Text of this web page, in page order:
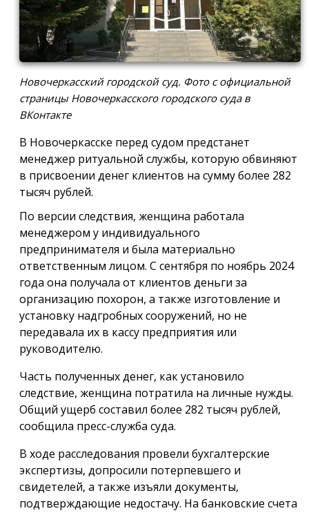
Новочеркасский городской суд. Фото с официальной
страницы Новочеркасского городского суда в
ВКонтакте
В Новочеркасске перед судом предстанет
менеджер ритуальной службы, которую обвиняют
в присвоении денег клиентов на сумму более 282
тысяч рублей.
По версии следствия, женщина работала
менеджером у индивидуального
предпринимателя и была материально
ответственным лицом. С сентября по ноябрь 2024
года она получала от клиентов деньги за
организацию похорон, а также изготовление и
установку надгробных сооружений, но не
передавала их в кассу предприятия или
руководителю.
Часть полученных денег, как установило
следствие, женщина потратила на личные нужды.
Общий ущерб составил более 282 тысяч рублей,
сообщила пресс-служба суда.
В ходе расследования провели бухгалтерские
экспертизы, допросили потерпевшего и
свидетелей, а также изъяли документы,
подтверждающие недостачу. На банковские счета